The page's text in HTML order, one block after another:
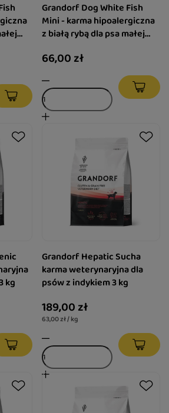
Grandorf Dog White Fish
Mini - karma hipoalergiczna
z białą rybą dla psa małej
66,00 zł
kg
Grandorf Hepatic Sucha
karma weterynaryjna dla
psów z indykiem 3 kg
189,00 zł
63,00 zł / kg